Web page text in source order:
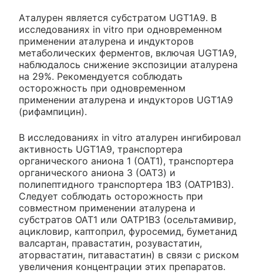
Аталурен является субстратом UGT1A9. В
исследованиях in vitro при одновременном
применении аталурена и индукторов
метаболических ферментов, включая UGT1A9,
наблюдалось снижение экспозиции аталурена
на 29%. Рекомендуется соблюдать
осторожность при одновременном
применении аталурена и индукторов UGT1A9
(рифампицин).
В исследованиях in vitro аталурен ингибировал
активность UGT1A9, транспортера
органического аниона 1 (ОАТ1), транспортера
органического аниона 3 (OAT3) и
полипептидного транспортера 1B3 (OATP1B3).
Следует соблюдать осторожность при
совместном применении аталурена и
субстратов ОАТ1 или OATP1B3 (осельтамивир,
ацикловир, каптоприл, фуросемид, буметанид
валсартан, правастатин, розувастатин,
аторвастатин, питавастатин) в связи с риском
увеличения концентрации этих препаратов.